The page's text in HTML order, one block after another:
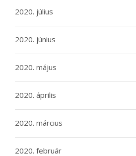
2020. július
2020. június
2020. május
2020. április
2020. március
2020. február